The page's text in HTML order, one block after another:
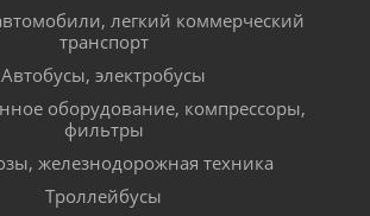
легкий коммерческий
транспорт
Автобусы, электробусы
оборудование, компрессоры,
фильтры
железнодорожная техника
Троллейбусы